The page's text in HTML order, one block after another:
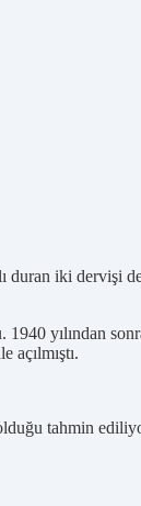
duran iki dervişi
yılından
açılmıştı.
tahmin